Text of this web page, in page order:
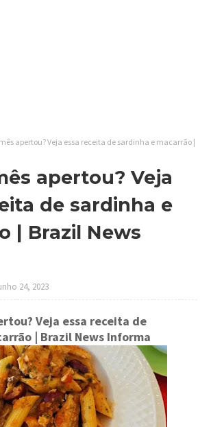
apertou? Veja essa receita de sardinha e macarrão |
apertou? Veja
de sardinha e
| Brazil News
24, 2023
Veja essa receita de
| Brazil News Informa